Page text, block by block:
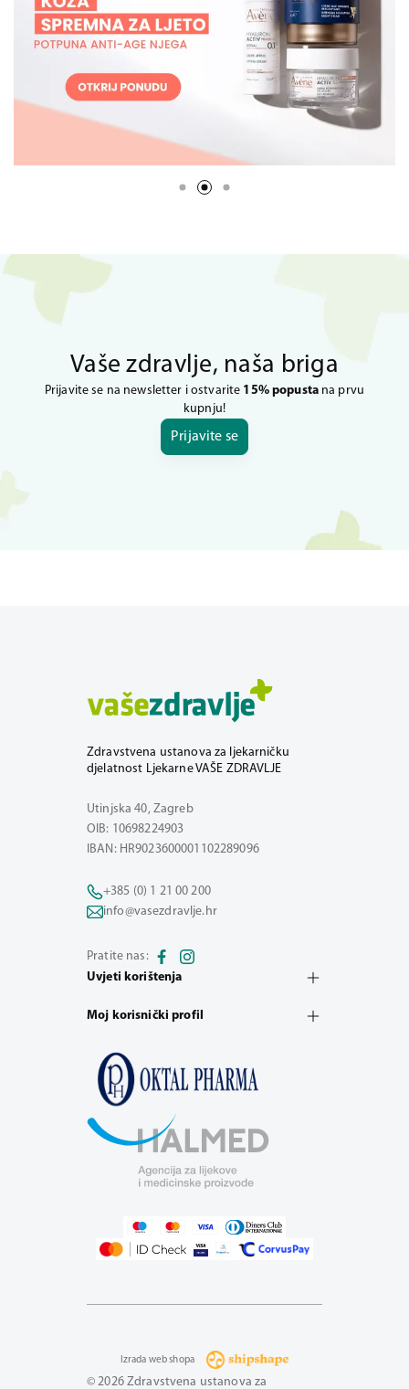
Vaše zdravlje, naša briga
Prijavite se na newsletter i ostvarite 15% popustana prvu
kupnju!
Prijavite se
Zdravstvena ustanova za ljekarničku
djelatnost Ljekarne VAŠE ZDRAVLJE
Utinjska 40, Zagreb
OIB: 10698224903
IBAN: HR9023600001102289096
+385 (0) 1 21 00 200
info@vasezdravlje.hr
Pratite nas:
Uvjeti korištenja
Moj korisnički profil
© 2026 Zdravstvena ustanova za
Izrada web shopa